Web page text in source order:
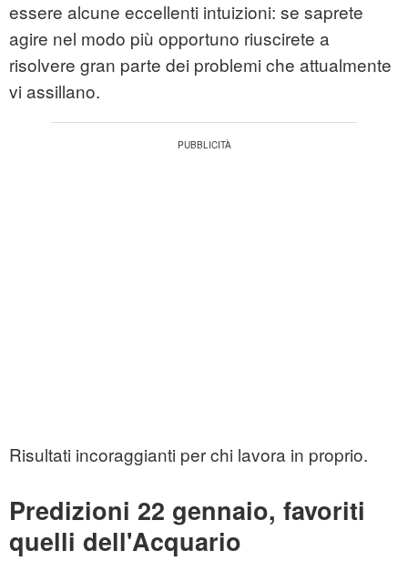
essere alcune eccellenti intuizioni: se saprete
agire nel modo più opportuno riuscirete a
risolvere gran parte dei problemi che attualmente
vi assillano.
Risultati incoraggianti per chi lavora in proprio.
Predizioni 22 gennaio, favoriti
quelli dell'Acquario